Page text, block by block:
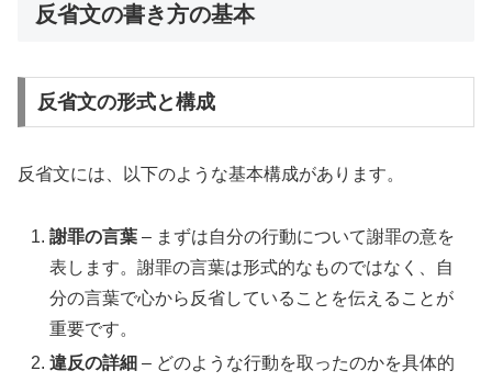
反省文の書き方の基本
反省文の形式と構成
反省文には、以下のような基本構成があります。
謝罪の言葉 – まずは自分の行動について謝罪の意を
表します。謝罪の言葉は形式的なものではなく、自
分の言葉で心から反省していることを伝えることが
重要です。
違反の詳細 – どのような行動を取ったのかを具体的